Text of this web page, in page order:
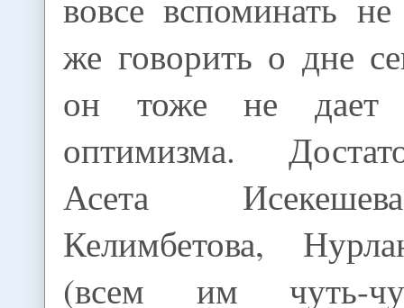
же говорить о дне
он тоже не дает
оптимизма.
Асета
Келимбетова,
(всем им чуть-